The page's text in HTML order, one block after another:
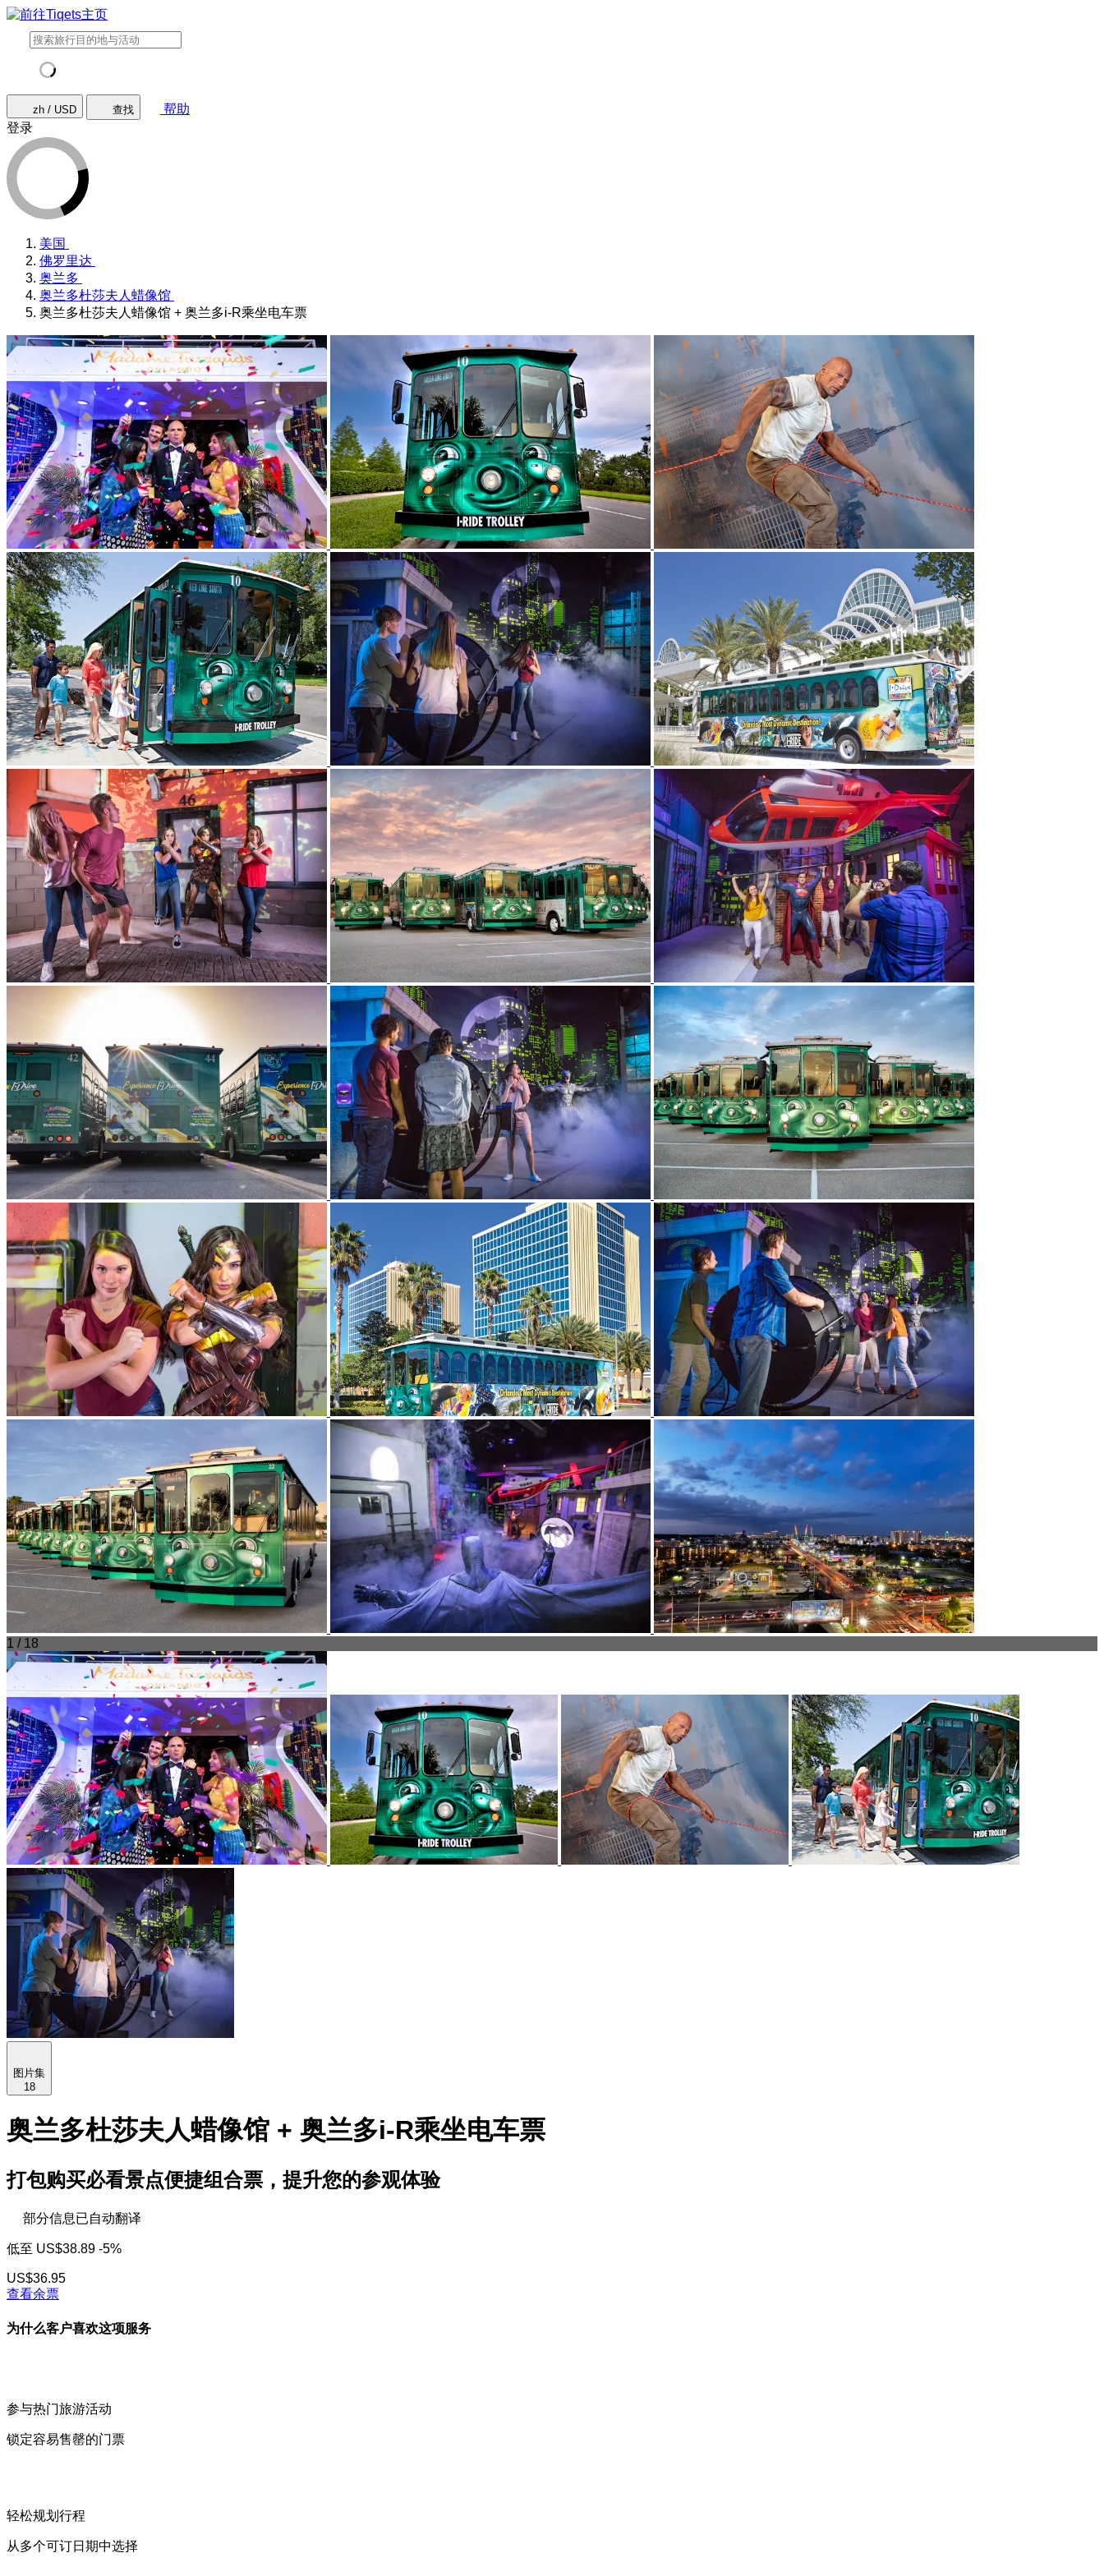
zh / USD 查找
帮助
登录
美国
佛罗里达
奥兰多
奥兰多杜莎夫人蜡像馆
奥兰多杜莎夫人蜡像馆 + 奥兰多i-R乘坐电车票
1 / 18
图片集
18
奥兰多杜莎夫人蜡像馆 + 奥兰多i-R乘坐电车票
打包购买必看景点便捷组合票，提升您的参观体验
部分信息已自动翻译
低至 US$38.89 -5%
US$36.95
查看余票
为什么客户喜欢这项服务
参与热门旅游活动
锁定容易售罄的门票
轻松规划行程
从多个可订日期中选择